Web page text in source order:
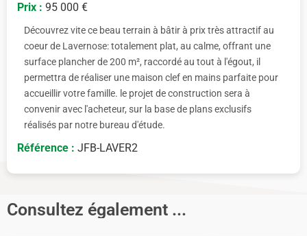
Prix : 95 000 €
Découvrez vite ce beau terrain à bâtir à prix très attractif au
coeur de Lavernose: totalement plat, au calme, offrant une
surface plancher de 200 m², raccordé au tout à l'égout, il
permettra de réaliser une maison clef en mains parfaite pour
accueillir votre famille. le projet de construction sera à
convenir avec l'acheteur, sur la base de plans exclusifs
réalisés par notre bureau d'étude.
Référence : JFB-LAVER2
Consultez également ...